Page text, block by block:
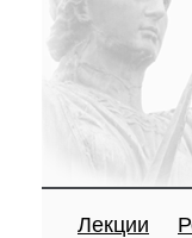
Лекции